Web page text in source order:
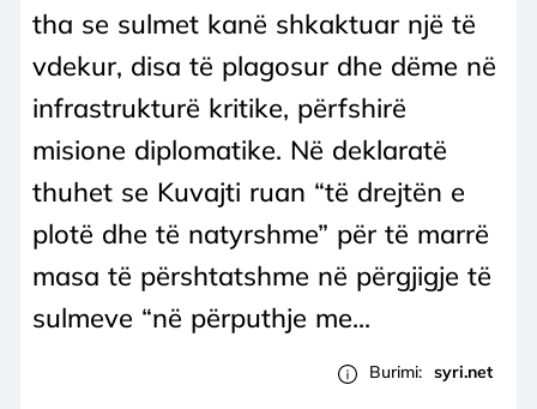
tha se sulmet kanë shkaktuar një të
vdekur, disa të plagosur dhe dëme në
infrastrukturë kritike, përfshirë
misione diplomatike. Në deklaratë
thuhet se Kuvajti ruan “të drejtën e
plotë dhe të natyrshme” për të marrë
masa të përshtatshme në përgjigje të
sulmeve “në përputhje me...
Burimi: syri.net